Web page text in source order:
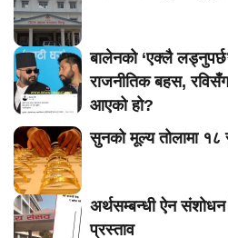
बालेनको ‘एक्लै
राजनीतिक बहस,
आएको हो?
सुनको मूल्य तोलामा
अर्थसम्बन्धी ऐन
प्रस्ताव